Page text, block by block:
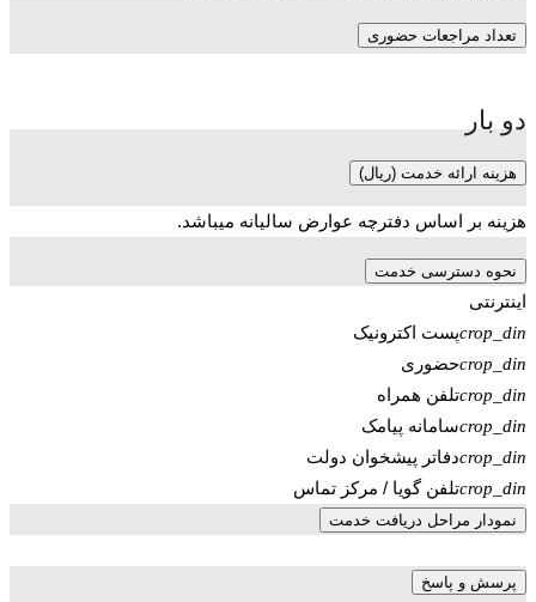
تعداد مراجعات حضوری
دو بار
هزینه ارائه خدمت (ریال)
هزینه بر اساس دفترچه عوارض سالیانه میباشد.
نحوه دسترسی خدمت
اینترنتی
crop_dinپست اکترونیک
crop_dinحضوری
crop_dinتلفن همراه
crop_dinسامانه پیامک
crop_dinدفاتر پیشخوان دولت
crop_dinتلفن گویا / مرکز تماس
نمودار مراحل دریافت خدمت
پرسش و پاسخ